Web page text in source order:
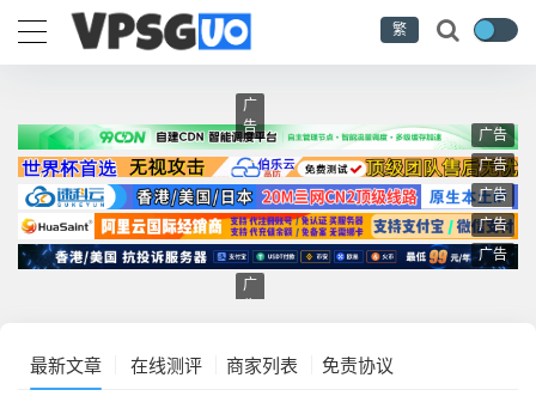
繁
广
告
广告
广告
广告
广告
广告
广
最新文章 在线测评 商家列表 免责协议